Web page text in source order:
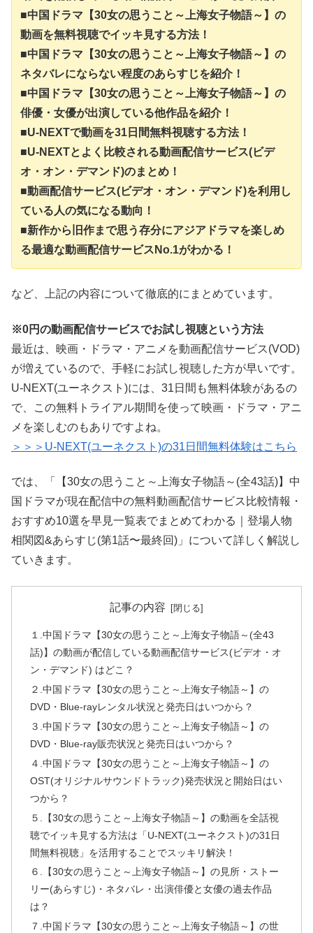
■中国ドラマ【30女の思うこと～上海女子物語～】の
動画を無料視聴でイッキ見する方法！
■中国ドラマ【30女の思うこと～上海女子物語～】の
ネタバレにならない程度のあらすじを紹介！
■中国ドラマ【30女の思うこと～上海女子物語～】の
俳優・女優が出演している他作品を紹介！
■U-NEXTで動画を31日間無料視聴する方法！
■U-NEXTとよく比較される動画配信サービス(ビデ
オ・オン・デマンド)のまとめ！
■動画配信サービス(ビデオ・オン・デマンド)を利用し
ている人の気になる動向！
■新作から旧作まで思う存分にアジアドラマを楽しめ
る最適な動画配信サービスNo.1がわかる！
など、上記の内容について徹底的にまとめています。
※0円の動画配信サービスでお試し視聴という方法
最近は、映画・ドラマ・アニメを動画配信サービス(VOD)
が増えているので、手軽にお試し視聴した方が早いです。
U-NEXT(ユーネクスト)には、31日間も無料体験があるの
で、この無料トライアル期間を使って映画・ドラマ・アニ
メを楽しむのもありですよね。
＞＞＞U-NEXT(ユーネクスト)の31日間無料体験はこちら
では、「【30女の思うこと～上海女子物語～(全43話)】中
国ドラマが現在配信中の無料動画配信サービス比較情報・
おすすめ10選を早見一覧表でまとめてわかる｜登場人物
相関図&あらすじ(第1話〜最終回)」について詳しく解説し
ていきます。
記事の内容
１.中国ドラマ【30女の思うこと～上海女子物語～(全43
話)】の動画が配信している動画配信サービス(ビデオ・オ
ン・デマンド) はどこ？
２.中国ドラマ【30女の思うこと～上海女子物語～】の
DVD・Blue-rayレンタル状況と発売日はいつから？
３.中国ドラマ【30女の思うこと～上海女子物語～】の
DVD・Blue-ray販売状況と発売日はいつから？
４.中国ドラマ【30女の思うこと～上海女子物語～】の
OST(オリジナルサウンドトラック)発売状況と開始日はい
つから？
５.【30女の思うこと～上海女子物語～】の動画を全話視
聴でイッキ見する方法は「U-NEXT(ユーネクスト)の31日
間無料視聴」を活用することでスッキリ解決！
６.【30女の思うこと～上海女子物語～】の見所・ストー
リー(あらすじ)・ネタバレ・出演俳優と女優の過去作品
は？
７.中国ドラマ【30女の思うこと～上海女子物語～】の世